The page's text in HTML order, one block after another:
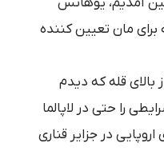
مان تعیین کننده
بالای قله که دیدم
را حتی در لاپالما
در جزایر قناری